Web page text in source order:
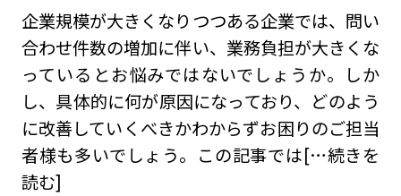
企業規模が大きくなりつつある企業では、問い
合わせ件数の増加に伴い、業務負担が大きくな
っているとお悩みではないでしょうか。しか
し、具体的に何が原因になっており、どのよう
に改善していくべきかわからずお困りのご担当
者様も多いでしょう。この記事では[…続きを
読む]